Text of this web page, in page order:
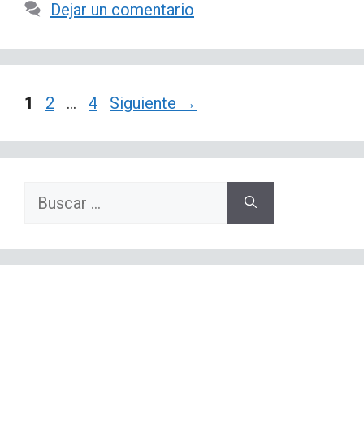
Dejar un comentario
Página
1 Página
2 … Página
4 Siguiente →
Buscar: